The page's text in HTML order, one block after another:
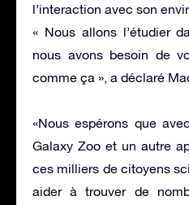
l’interaction avec son
« Nous allons l’étudier
nous avons besoin de
comme ça », a déclaré
«Nous espérons que
Galaxy Zoo et un autre
ces milliers de citoyens
aider à trouver de